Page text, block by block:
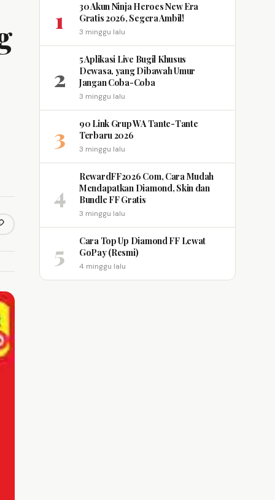
link
1
30 Akun Ninja Heroes New Era
Gratis 2026, Segera Ambil!
3 minggu lalu
2
5 Aplikasi Live Bugil Khusus
Dewasa, yang Dibawah Umur
Jangan Coba-Coba
3 minggu lalu
3
90 Link Grup WA Tante-Tante
Terbaru 2026
3 minggu lalu
4
RewardFF2026 Com, Cara Mudah
Mendapatkan Diamond, Skin dan
Bundle FF Gratis
3 minggu lalu
5
Cara Top Up Diamond FF Lewat
GoPay (Resmi)
4 minggu lalu